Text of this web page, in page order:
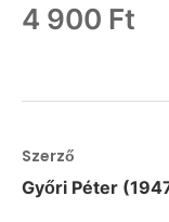
4 900 Ft
Szerző
Győri Péter